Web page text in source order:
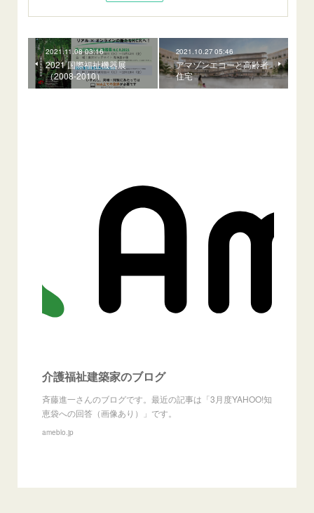
2021.11.08 03:16
2021 国際福祉機器展
（2008-2010）
2021.10.27 05:46
アマゾンエコーと高齢者
住宅
介護福祉建築家のブログ
斉藤進一さんのブログです。最近の記事は「3月度YAHOO!知
恵袋への回答（画像あり）」です。
ameblo.jp